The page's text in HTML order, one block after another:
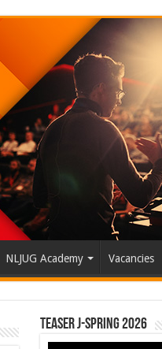
NLJUG Academy Vacancies
Teaser J-Spring 2026